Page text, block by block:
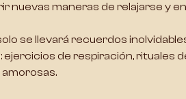
nuevas maneras de relajarse y
se llevará recuerdos
ejercicios de respiración, rituales
.